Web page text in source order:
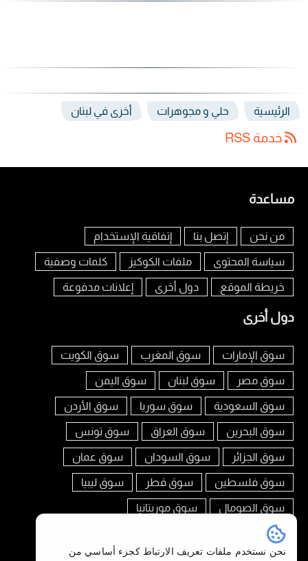
الرئيسية حلي و مجوهرات أخرى في لبنان
خدمة RSS
مساعدة
من نحن إتصل بنا إتفاقية الإستخدام
سياسة المحتوى ملفات الكوكيز كلمات وصفية
خريطة الموقع دول أخرى إعلانات مدفوعة
دول أخرى
سوق الإمارات سوق المغرب سوق الكويت
سوق مصر سوق لبنان سوق اليمن
سوق السعودية سوق سوريا سوق الأردن
سوق البحرين سوق العراق سوق تونس
سوق الجزائر سوق السودان سوق عمان
سوق فلسطين سوق قطر سوق ليبيا
سوق الصومال سوق موريتانيا
تابعنا على
نحن نستخدم ملفات تعريف الارتباط كجزء أساسي من